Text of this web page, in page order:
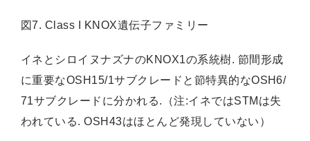
図7. Class I KNOX遺伝子ファミリー
イネとシロイヌナズナのKNOX1の系統樹. 節間形成
に重要なOSH15/1サブクレードと節特異的なOSH6/
71サブクレードに分かれる.（注:イネではSTMは失
われている. OSH43はほとんど発現していない）